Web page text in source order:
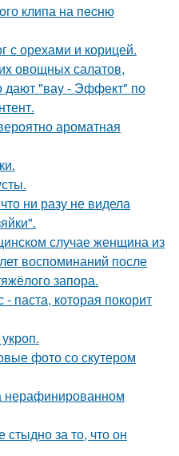
клипа на пecню
с орехами и корицей.
овощных салатов,
дают "вау - Эффект" по
ароматная
ни разу не видела
случае женщина из
воспоминаний после
запора.
паста, которая покорит
фото со скутером
нерафинированном
за то, что он